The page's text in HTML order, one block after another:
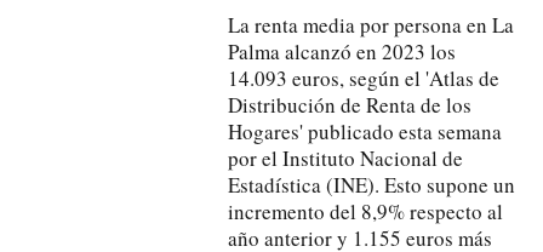
La renta media por persona en La
Palma alcanzó en 2023 los
14.093 euros, según el 'Atlas de
Distribución de Renta de los
Hogares' publicado esta semana
por el Instituto Nacional de
Estadística (INE). Esto supone un
incremento del 8,9% respecto al
año anterior y 1.155 euros más